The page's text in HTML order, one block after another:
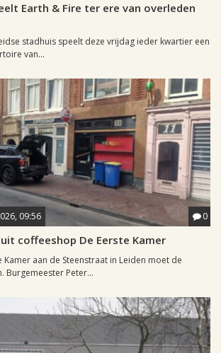
Earth & Fire ter ere van overleden
stadhuis speelt deze vrijdag ieder kwartier een
van...
09:56 0
coffeeshop De Eerste Kamer
Kamer aan de Steenstraat in Leiden moet de
Burgemeester Peter...